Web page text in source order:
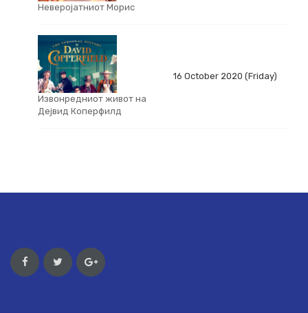
Неверојатниот Морис
Извонредниот живот на
Дејвид Коперфилд
16 October 2020 (Friday)